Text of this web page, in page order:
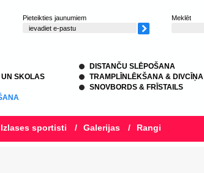
Pieteikties jaunumiem Meklēt
SKOLAS
DISTANČU SLĒPOŠANA
TRAMPLĪNLĒKŠANA & DIVCĪŅA
SNOVBORDS & FRĪSTAILS
Izlases sportisti / Galerijas / Rangi